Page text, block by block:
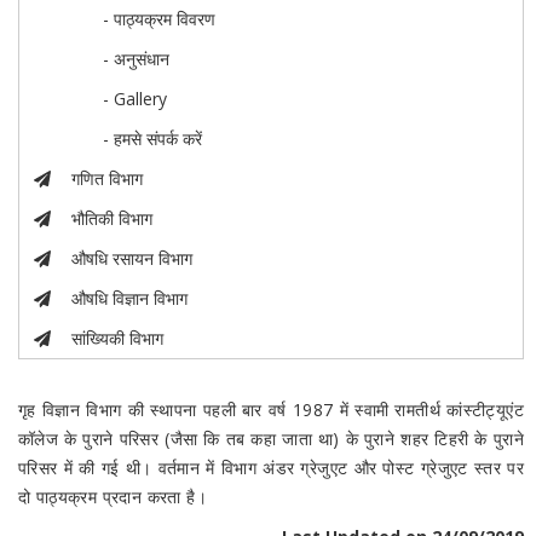
- पाठ्यक्रम विवरण
- अनुसंधान
- Gallery
- हमसे संपर्क करें
गणित विभाग
भौतिकी विभाग
औषधि रसायन विभाग
औषधि विज्ञान विभाग
सांख्यिकी विभाग
गृह विज्ञान विभाग की स्थापना पहली बार वर्ष 1987 में स्वामी रामतीर्थ कांस्टीट्यूएंट
कॉलेज के पुराने परिसर (जैसा कि तब कहा जाता था) के पुराने शहर टिहरी के पुराने
परिसर में की गई थी। वर्तमान में विभाग अंडर ग्रेजुएट और पोस्ट ग्रेजुएट स्तर पर
दो पाठ्यक्रम प्रदान करता है।